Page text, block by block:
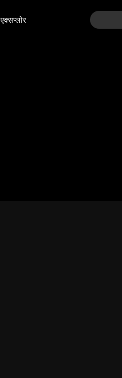
एक्सप्लोर